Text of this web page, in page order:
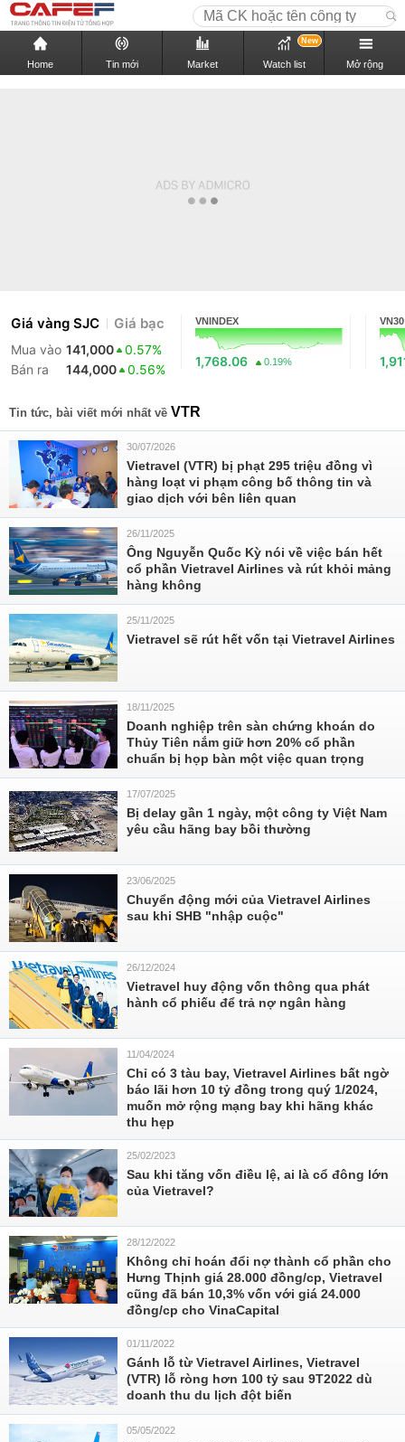
Home Tin mới Market Watch list
New
Mở rộng
Giá vàng SJC Giá bạc
Mua vào 141,000
0.57%
Bán ra
144,000 0.56%
VNINDEX
1,768.06 0.19%
VN30
Tin tức, bài viết mới nhất về VTR
30/07/2026
Vietravel (VTR) bị phạt 295 triệu đồng vì
hàng loạt vi phạm công bố thông tin và
giao dịch với bên liên quan
26/11/2025
Ông Nguyễn Quốc Kỳ nói về việc bán hết
cổ phần Vietravel Airlines và rút khỏi mảng
hàng không
25/11/2025
Vietravel sẽ rút hết vốn tại Vietravel Airlines
18/11/2025
Doanh nghiệp trên sàn chứng khoán do
Thủy Tiên nắm giữ hơn 20% cổ phần
chuẩn bị họp bàn một việc quan trọng
17/07/2025
Bị delay gần 1 ngày, một công ty Việt Nam
yêu cầu hãng bay bồi thường
23/06/2025
Chuyển động mới của Vietravel Airlines
sau khi SHB "nhập cuộc"
26/12/2024
Vietravel huy động vốn thông qua phát
hành cổ phiếu để trả nợ ngân hàng
11/04/2024
Chỉ có 3 tàu bay, Vietravel Airlines bất ngờ
báo lãi hơn 10 tỷ đồng trong quý 1/2024,
muốn mở rộng mạng bay khi hãng khác
thu hẹp
25/02/2023
Sau khi tăng vốn điều lệ, ai là cổ đông lớn
của Vietravel?
28/12/2022
Không chỉ hoán đổi nợ thành cổ phần cho
Hưng Thịnh giá 28.000 đồng/cp, Vietravel
cũng đã bán 10,3% vốn với giá 24.000
đồng/cp cho VinaCapital
01/11/2022
Gánh lỗ từ Vietravel Airlines, Vietravel
(VTR) lỗ ròng hơn 100 tỷ sau 9T2022 dù
doanh thu du lịch đột biến
05/05/2022